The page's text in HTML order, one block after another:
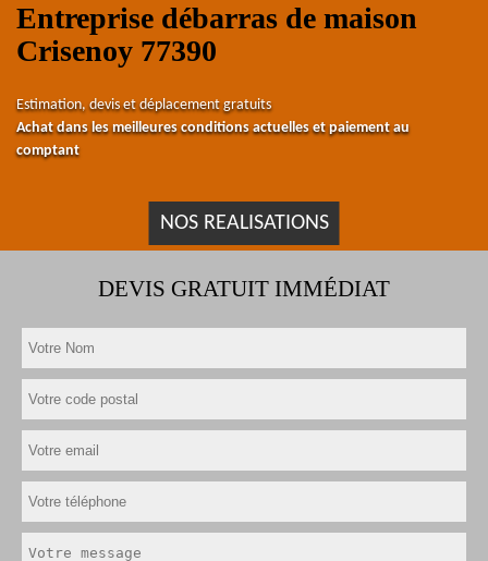
Entreprise débarras de maison
Crisenoy 77390
Estimation, devis et déplacement gratuits
Achat dans les meilleures conditions actuelles et paiement au
comptant
NOS REALISATIONS
DEVIS GRATUIT IMMÉDIAT